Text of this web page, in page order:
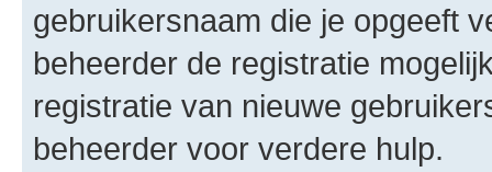
gebruikersnaam die je opgeeft
beheerder de registratie
registratie van nieuwe
beheerder voor verdere hulp.